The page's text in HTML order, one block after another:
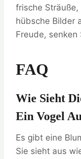
frische
hübsche Bilder
Freude,
FAQ
Wie Sieht
Ein Vogel
Es gibt eine
Sie sieht aus